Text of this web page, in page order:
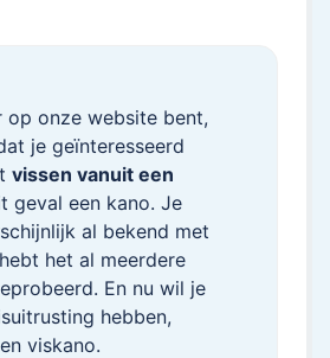
op onze website bent,
je geïnteresseerd
vissen vanuit een
geval een kano. Je
al bekend met
het al meerdere
En nu wil je
hebben,
viskano.